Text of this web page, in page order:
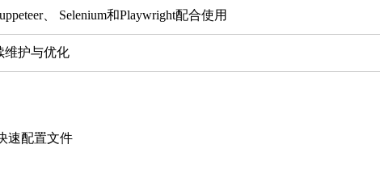
、 Selenium和Playwright配合使用
维护与优化
速配置文件